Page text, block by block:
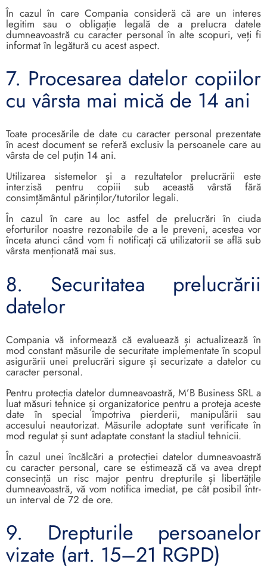
În cazul în care Compania consideră că are un interes
legitim sau o obligație legală de a prelucra datele
dumneavoastră cu caracter personal în alte scopuri, veți fi
informat în legătură cu acest aspect.
7. Procesarea datelor copiilor
cu vârsta mai mică de 14 ani
Toate procesările de date cu caracter personal prezentate
în acest document se referă exclusiv la persoanele care au
vârsta de cel puțin 14 ani.
Utilizarea sistemelor și a rezultatelor prelucrării este
interzisă pentru copiii sub această vârstă fără
consimțământul părinților/tutorilor legali.
În cazul în care au loc astfel de prelucrări în ciuda
eforturilor noastre rezonabile de a le preveni, acestea vor
înceta atunci când vom fi notificați că utilizatorii se află sub
vârsta menționată mai sus.
8. Securitatea prelucrării
datelor
Compania vă informează că evaluează și actualizează în
mod constant măsurile de securitate implementate în scopul
asigurării unei prelucrări sigure și securizate a datelor cu
caracter personal.
Pentru protecția datelor dumneavoastră, M’B Business SRL a
luat măsuri tehnice și organizatorice pentru a proteja aceste
date în special împotriva pierderii, manipulării sau
accesului neautorizat. Măsurile adoptate sunt verificate în
mod regulat și sunt adaptate constant la stadiul tehnicii.
În cazul unei încălcări a protecției datelor dumneavoastră
cu caracter personal, care se estimează că va avea drept
consecință un risc major pentru drepturile și libertățile
dumneavoastră, vă vom notifica imediat, pe cât posibil într-
un interval de 72 de ore.
9. Drepturile persoanelor
vizate (art. 15–21 RGPD)